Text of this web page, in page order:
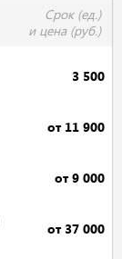
Срок (ед.)
и цена (руб.)
3 500
от 11 900
от 9 000
от 37 000